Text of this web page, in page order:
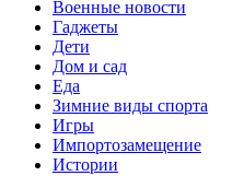
Военные новости
Гаджеты
Дети
Дом и сад
Еда
Зимние виды спорта
Игры
Импортозамещение
Истории